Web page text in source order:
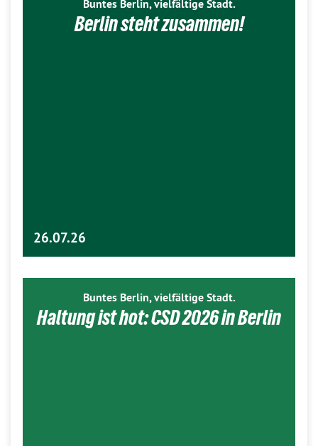
Buntes Berlin, vielfältige Stadt.
Berlin steht zusammen!
26.07.26
Buntes Berlin, vielfältige Stadt.
Haltung ist hot: CSD 2026 in Berlin